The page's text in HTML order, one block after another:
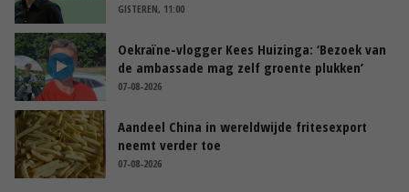
GISTEREN, 11:00
Oekraïne-vlogger Kees Huizinga: ‘Bezoek van
de ambassade mag zelf groente plukken’
07-08-2026
Aandeel China in wereldwijde fritesexport
neemt verder toe
07-08-2026